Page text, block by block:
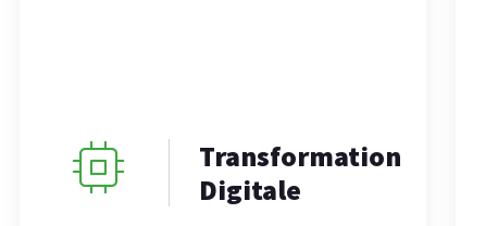
Transformation
Digitale